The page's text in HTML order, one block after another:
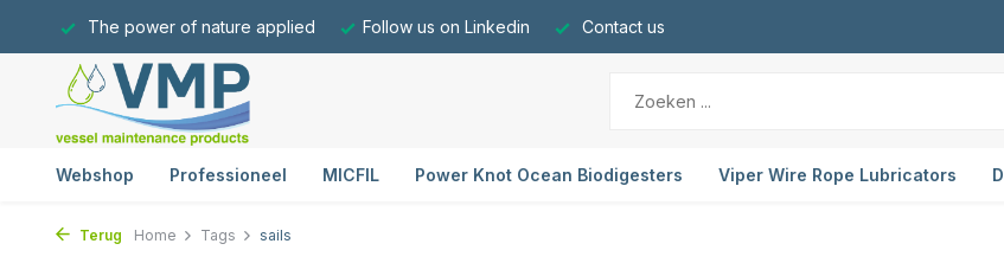
The power of nature applied Follow us on Linkedin Contact us
Webshop Professioneel MICFIL Power Knot Ocean Biodigesters Viper Wire Rope Lubricators
Terug Home Tags sails